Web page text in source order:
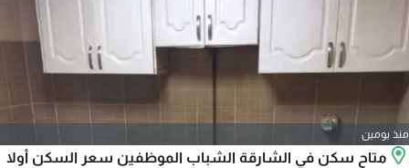
منذ يومين
متاح سكن في الشارقة الشباب الموظفين سعر السكن أولا